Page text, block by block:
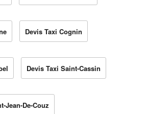
Devis Taxi Cognin
Devis Taxi Saint-Cassin
Jean-De-Couz